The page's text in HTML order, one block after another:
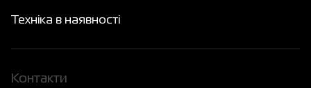
Техніка в наявності
Контакти